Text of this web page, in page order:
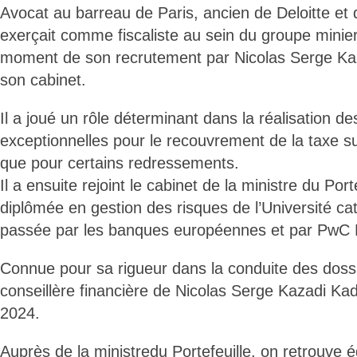
Avocat au barreau de Paris, ancien de Deloitte et
exerçait comme fiscaliste au sein du groupe
moment de son recrutement par Nicolas Serge
son cabinet.
Il a joué un rôle déterminant dans la réalisation
exceptionnelles pour le recouvrement de la taxe
que pour certains redressements.
Il a ensuite rejoint le cabinet de la ministre du
diplômée en gestion des risques de l’Université
passée par les banques européennes et par PwC
Connue pour sa rigueur dans la conduite des
conseillère financière de Nicolas Serge Kazadi
2024.
Auprès de la ministredu Portefeuille, on retrouve